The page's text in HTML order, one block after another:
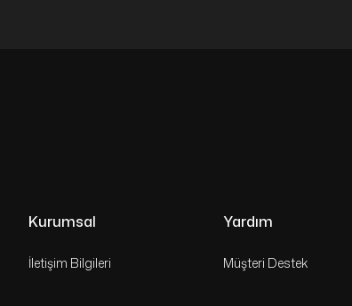
Kurumsal
İletişim Bilgileri
Yardım
Müşteri Destek